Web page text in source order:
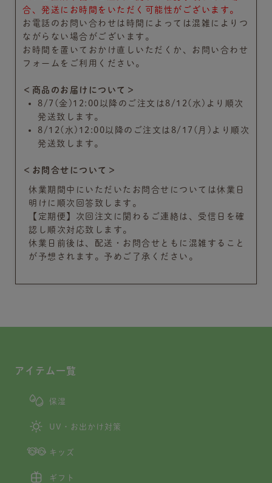
合、発送にお時間をいただく可能性がございます。
お電話のお問い合わせは時間によっては混雑によりつ
ながらない場合がございます。
お時間を置いておかけ直しいただくか、お問い合わせ
フォームをご利用ください。
＜商品のお届けについて＞
8/7(金)12:00以降のご注文は8/12(水)より順次
発送致します。
8/12(水)12:00以降のご注文は8/17(月)より順次
発送致します。
＜お問合せについて＞
休業期間中にいただいたお問合せについては休業日
明けに順次回答致します。
【定期便】次回注文に関わるご連絡は、受信日を確
認し順次対応致します。
休業日前後は、配送・お問合せともに混雑すること
が予想されます。予めご了承ください。
アイテム一覧
保湿
UV・お出かけ対策
キッズ
ギフト